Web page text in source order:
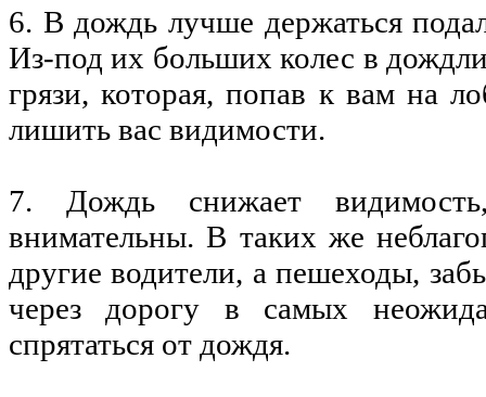
6. В дождь лучше держаться
Из-под их больших колес в
грязи, которая, попав к вам на
лишить вас видимости.
7. Дождь снижает
внимательны. В таких же
другие водители, а пешеходы,
через дорогу в самых
спрятаться от дождя.